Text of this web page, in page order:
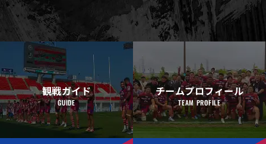
観戦ガイド
GUIDE
チームプロフィール
TEAM PROFILE